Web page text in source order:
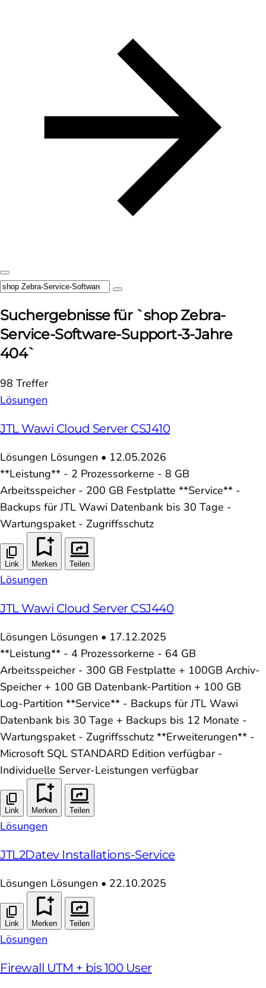
Suchergebnisse für `shop Zebra-
Service-Software-Support-3-Jahre
404`
98 Treffer
Lösungen
JTL Wawi Cloud Server CSJ410
Lösungen Lösungen • 12.05.2026
**Leistung** - 2 Prozessorkerne - 8 GB
Arbeitsspeicher - 200 GB Festplatte **Service** -
Backups für JTL Wawi Datenbank bis 30 Tage -
Wartungspaket - Zugriffsschutz
Link Merken Teilen
Lösungen
JTL Wawi Cloud Server CSJ440
Lösungen Lösungen • 17.12.2025
**Leistung** - 4 Prozessorkerne - 64 GB
Arbeitsspeicher - 300 GB Festplatte + 100GB Archiv-
Speicher + 100 GB Datenbank-Partition + 100 GB
Log-Partition **Service** - Backups für JTL Wawi
Datenbank bis 30 Tage + Backups bis 12 Monate -
Wartungspaket - Zugriffsschutz **Erweiterungen** -
Microsoft SQL STANDARD Edition verfügbar -
Individuelle Server-Leistungen verfügbar
Link Merken Teilen
Lösungen
JTL2Datev Installations-Service
Lösungen Lösungen • 22.10.2025
Link Merken Teilen
Lösungen
Firewall UTM + bis 100 User